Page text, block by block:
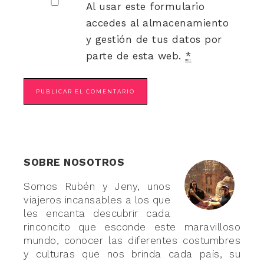
Al usar este formulario
accedes al almacenamiento
y gestión de tus datos por
parte de esta web. *
SOBRE NOSOTROS
Somos Rubén y Jeny, unos
viajeros incansables a los que
les encanta descubrir cada
rinconcito que esconde este maravilloso
mundo, conocer las diferentes costumbres
y culturas que nos brinda cada país, su